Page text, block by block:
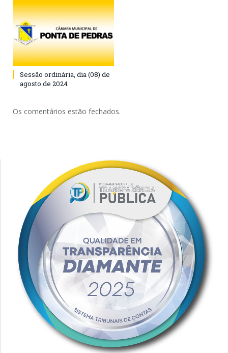
Sessão ordinária, dia (08) de
agosto de 2024
Os comentários estão fechados.